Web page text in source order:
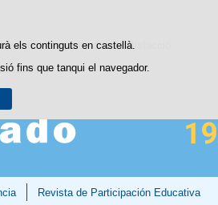
estadístiques d'ús i satisfacció.
legal.
els continguts en castellà.
fins que tanqui el navegador.
Revista de Participación Educativa